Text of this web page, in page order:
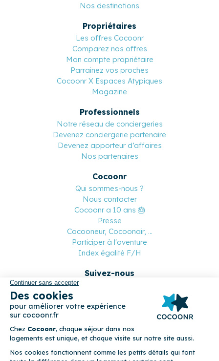
Nos destinations
Propriétaires
Les offres Cocoonr
Comparez nos offres
Mon compte propriétaire
Parrainez vos proches
Cocoonr X Espaces Atypiques
Magazine
Professionnels
Notre réseau de conciergeries
Devenez conciergerie partenaire
Devenez apporteur d’affaires
Nos partenaires
Cocoonr
Qui sommes-nous ?
Nous contacter
Cocoonr a 10 ans 🎂
Presse
Cocooneur, Cocoonair, ...
Participer à l'aventure
Index égalité F/H
Suivez-nous